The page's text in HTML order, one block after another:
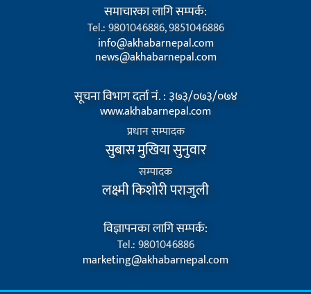
समाचारका लागि सम्पर्क:
Tel.: 9801046886, 9851046886
info@akhabarnepal.com
news@akhabarnepal.com
सूचना विभाग दर्ता नं. : ३७३/०७३/०७४
www.akhabarnepal.com
प्रधान सम्पादक
सुबास मुखिया सुनुवार
सम्पादक
लक्ष्मी किशोरी पराजुली
विज्ञापनका लागि सम्पर्क:
Tel.: 9801046886
marketing@akhabarnepal.com